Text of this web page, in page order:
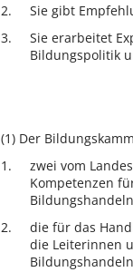
Sie gibt
Sie erarbeitet
Bildungspolitik
(1) Der
zwei vom
Kompetenzen
die für das
die Leiterinnen